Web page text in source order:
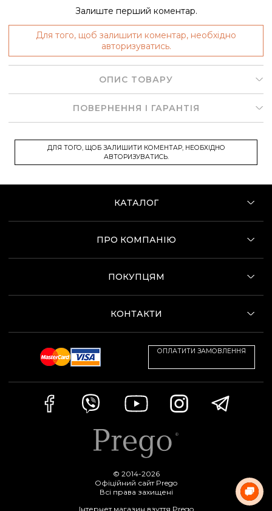
Залиште перший коментар.
Для того, щоб залишити коментар, необхідно
авторизуватись.
ОПИС ТОВАРУ
ПОВЕРНЕННЯ І ГАРАНТІЯ
ДЛЯ ТОГО, ЩОБ ЗАЛИШИТИ КОМЕНТАР, НЕОБХІДНО
АВТОРИЗУВАТИСЬ.
КАТАЛОГ
ПРО КОМПАНІЮ
ПОКУПЦЯМ
КОНТАКТИ
ОПЛАТИТИ ЗАМОВЛЕННЯ
© 2014-2026
Офіційний сайт Prego
Всі права захищені
Інтернет магазин взуття Prego